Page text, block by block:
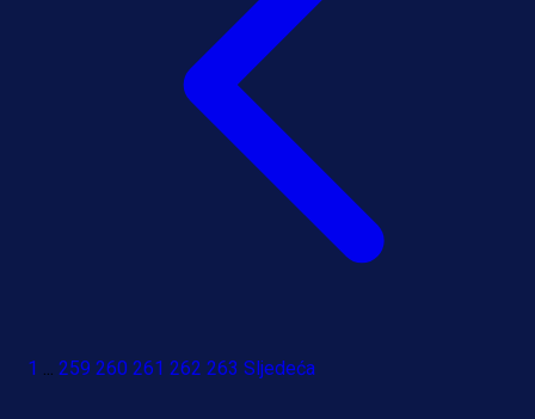
1 ... 259 260 261 262 263 Sljedeća